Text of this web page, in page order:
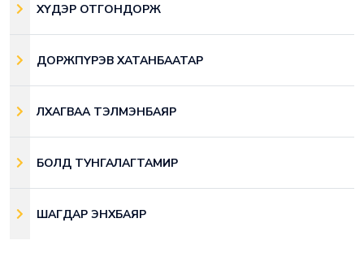
ХҮДЭР ОТГОНДОРЖ
ДОРЖПҮРЭВ ХАТАНБААТАР
ЛХАГВАА ТЭЛМЭНБАЯР
БОЛД ТУНГАЛАГТАМИР
ШАГДАР ЭНХБАЯР